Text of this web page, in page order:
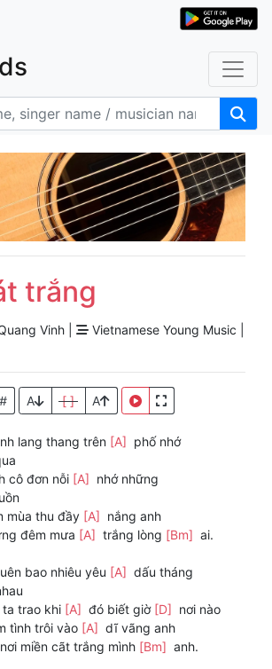
trắng
Vinh |
Vietnamese Young Music |
# A [ ] A
lang thang trên [A] phố nhớ
cô đơn nỗi [A] nhớ những
mùa thu đầy [A] nắng anh
đêm mưa [A] trắng lòng [Bm] ai.
bao nhiêu yêu [A] dấu tháng
ta trao khi [A] đó biết giờ [D] nơi nào
tình trôi vào [A] dĩ vãng anh
miền cãt trắng mình [Bm] anh.